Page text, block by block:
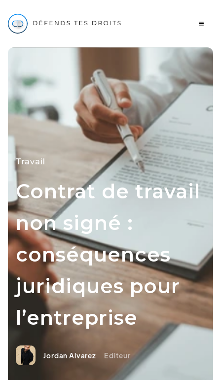
Travail
Contrat de travail
non signé :
conséquences
juridiques pour
l’entreprise
Jordan Alvarez Editeur